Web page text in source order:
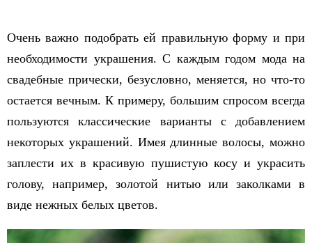
Очень важно подобрать ей правильную форму и при
необходимости украшения. С каждым годом мода на
свадебные прически, безусловно, меняется, но что-то
остается вечным. К примеру, большим спросом всегда
пользуются классические варианты с добавлением
некоторых украшений. Имея длинные волосы, можно
заплести их в красивую пушистую косу и украсить
голову, например, золотой нитью или заколками в
виде нежных белых цветов.